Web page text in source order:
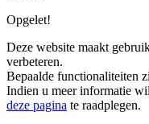
Opgelet!
Deze website maakt
verbeteren.
Bepaalde functionaliteiten
Indien u meer informatie
deze pagina te raadplegen.